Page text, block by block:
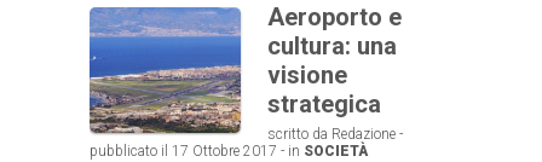
Aeroporto e
cultura: una
visione
strategica
scritto da Redazione -
pubblicato il 17 Ottobre 2017 - in SOCIETÀ